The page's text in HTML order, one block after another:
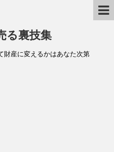
る裏技集
財産に変えるかはあなた次第